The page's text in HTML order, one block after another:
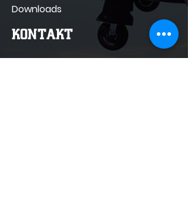
Downloads
KONTAKT